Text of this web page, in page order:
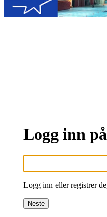
Logg inn
Logg inn eller registrer
Neste